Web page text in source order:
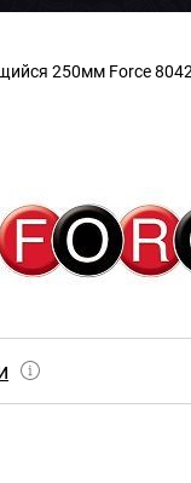
250мм Force